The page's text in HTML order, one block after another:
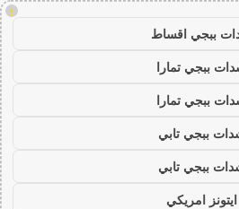
!
ببجي اقساط
ببجي تمارا
ببجي تمارا
ببجي تابي
ببجي تابي
ايتونز امريكي